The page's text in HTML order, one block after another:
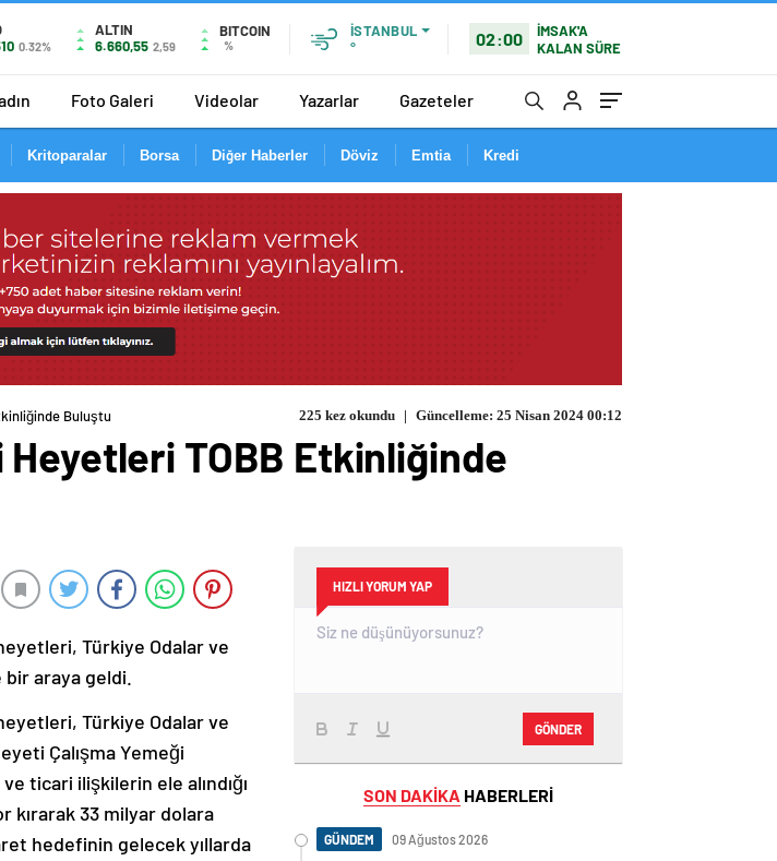
0.32%
ALTIN
6.660,55 2,59
BITCOIN
%
İSTANBUL
°
02:00
İMSAK'A
KALAN SÜRE
Foto Galeri Videolar Yazarlar Gazeteler
Kritoparalar Borsa Diğer Haberler Döviz Emtia Kredi
Buluştu 225 kez okundu | Güncelleme: 25 Nisan 2024 00:12
TOBB Etkinliğinde
Türkiye Odalar ve
araya geldi.
Türkiye Odalar ve
Çalışma Yemeği
ticari ilişkilerin ele alındığı
kırarak 33 milyar dolara
hedefinin gelecek yıllarda
HIZLI YORUM YAP
GÖNDER
SON DAKİKA HABERLERİ
GÜNDEM 09 Ağustos 2026